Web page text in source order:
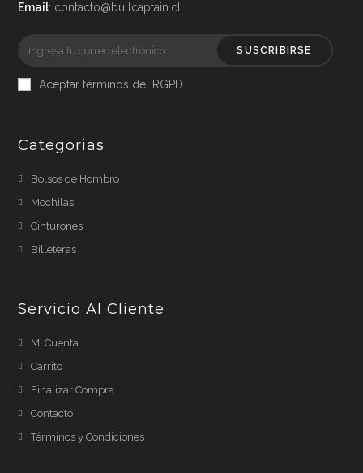
Email: contacto@bullcaptain.cl
SUSCRIBIRSE
Aceptar términos del RGPD
Categorias
Bolsos de Hombro
Mochilas
Cinturones
Billeteras
Servicio Al Cliente
Mi Cuenta
Carrito
Finalizar Compra
Contacto
Términos y Condiciones